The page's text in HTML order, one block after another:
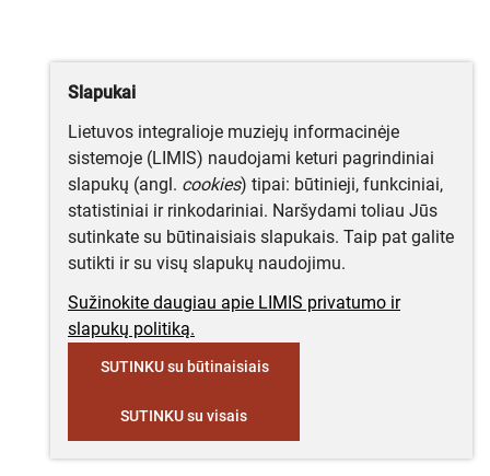
Slapukai
Lietuvos integralioje muziejų informacinėje
sistemoje (LIMIS) naudojami keturi pagrindiniai
slapukų (angl. cookies) tipai: būtinieji, funkciniai,
statistiniai ir rinkodariniai. Naršydami toliau Jūs
sutinkate su būtinaisiais slapukais. Taip pat galite
sutikti ir su visų slapukų naudojimu.
Sužinokite daugiau apie LIMIS privatumo ir
slapukų politiką.
SUTINKU su būtinaisiais
SUTINKU su visais